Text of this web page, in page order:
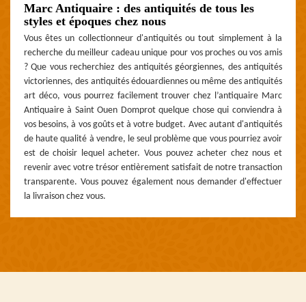
Marc Antiquaire : des antiquités de tous les
styles et époques chez nous
Vous êtes un collectionneur d'antiquités ou tout simplement à la
recherche du meilleur cadeau unique pour vos proches ou vos amis
? Que vous recherchiez des antiquités géorgiennes, des antiquités
victoriennes, des antiquités édouardiennes ou même des antiquités
art déco, vous pourrez facilement trouver chez l’antiquaire Marc
Antiquaire à Saint Ouen Domprot quelque chose qui conviendra à
vos besoins, à vos goûts et à votre budget. Avec autant d'antiquités
de haute qualité à vendre, le seul problème que vous pourriez avoir
est de choisir lequel acheter. Vous pouvez acheter chez nous et
revenir avec votre trésor entièrement satisfait de notre transaction
transparente. Vous pouvez également nous demander d'effectuer
la livraison chez vous.